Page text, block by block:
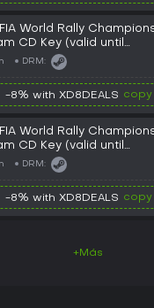
World Rally
CD Key (valid until
2027)
DRM:
-8% with XD8DEALS copy
World Rally
CD Key (valid until
2027)
DRM:
-8% with XD8DEALS copy
+Más